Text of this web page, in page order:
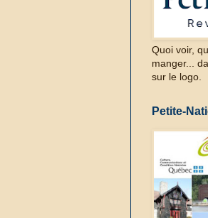
Quoi voir,
manger...
sur le logo.
Petite-